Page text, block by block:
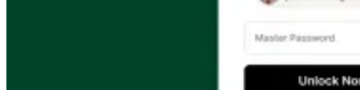
Inizia il periodo di prova del piano Business